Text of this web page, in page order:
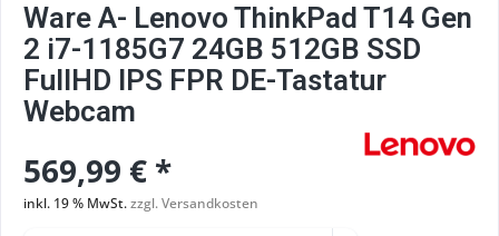
Ware A- Lenovo ThinkPad T14 Gen
2 i7-1185G7 24GB 512GB SSD
FullHD IPS FPR DE-Tastatur
Webcam
569,99 € *
inkl. 19 % MwSt.zzgl. Versandkosten